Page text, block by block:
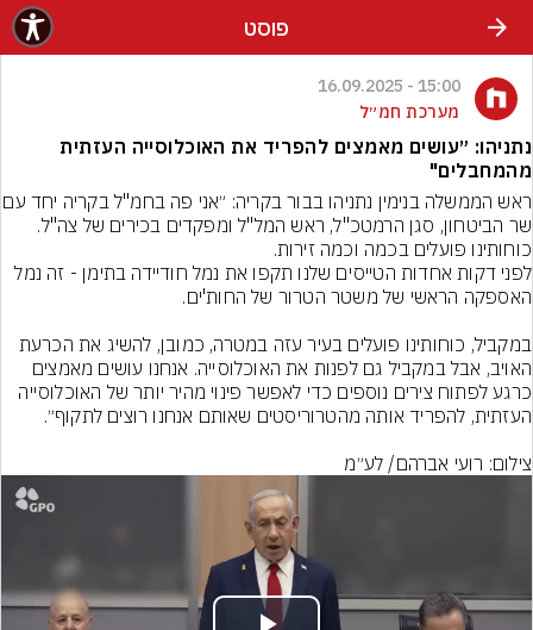
פוסט
15:00 - 16.09.2025
מערכת חמ״ל
נתניהו: ״עושים מאמצים להפריד את האוכלוסייה העזתית
מהמחבלים"
לפני דקות אחדות הטייסים שלנו תקפו את נמל חודיידה בתימן - זה נמל
צילום: רועי אברהם/ לע״מ